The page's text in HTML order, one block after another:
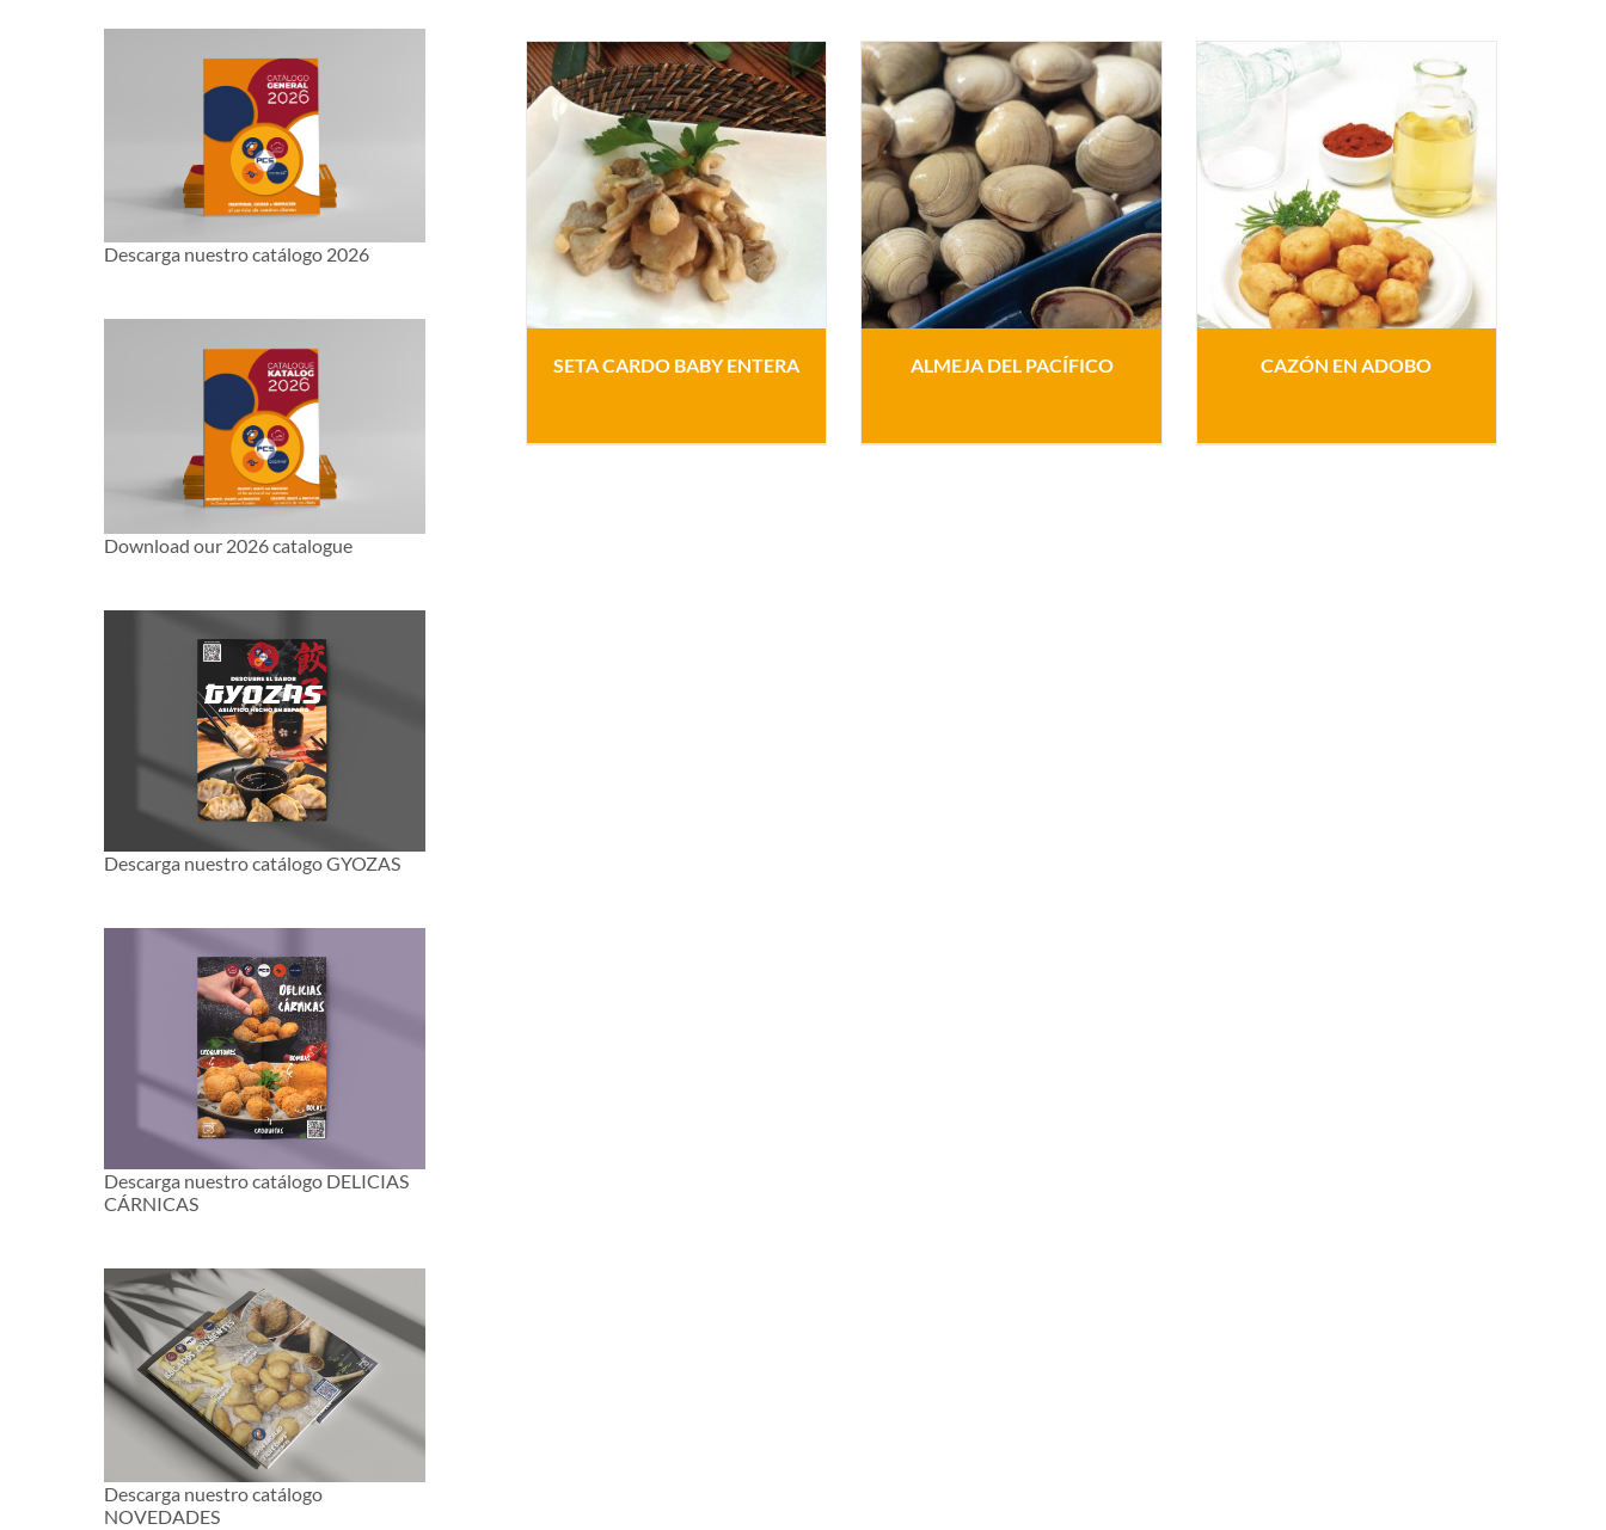
SETA CARDO BABY ENTERA ALMEJA DEL PACÍFICO CAZÓN EN ADOBO
Descarga nuestro catálogo 2026
Download our 2026 catalogue
Descarga nuestro catálogo GYOZAS
Descarga nuestro catálogo DELICIAS
CÁRNICAS
Descarga nuestro catálogo
NOVEDADES